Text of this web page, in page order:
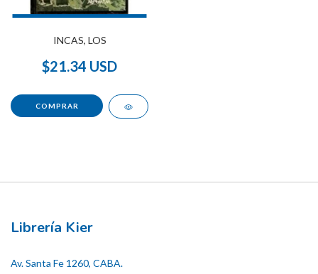
INCAS, LOS
$21.34 USD
Librería Kier
Av. Santa Fe 1260, CABA.